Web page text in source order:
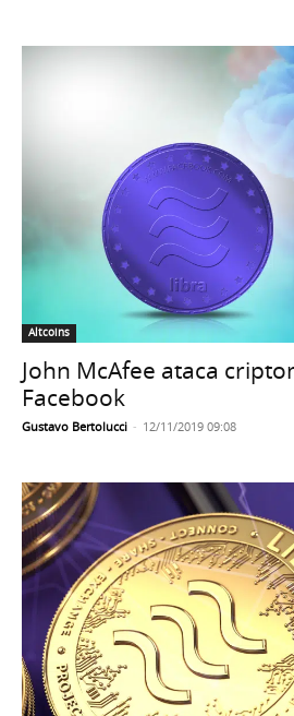
Altcoins
John McAfee ataca
Facebook
Gustavo Bertolucci - 12/11/2019 09:08